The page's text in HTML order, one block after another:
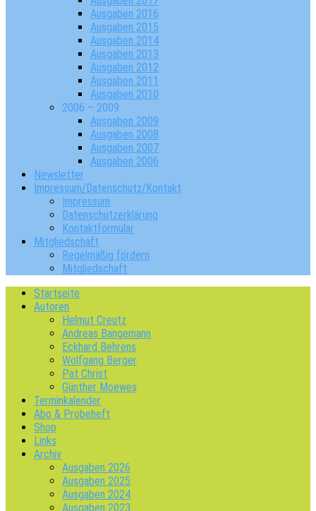
Ausgaben 2016
Ausgaben 2015
Ausgaben 2014
Ausgaben 2013
Ausgaben 2012
Ausgaben 2011
Ausgaben 2010
2006 – 2009
Ausgaben 2009
Ausgaben 2008
Ausgaben 2007
Ausgaben 2006
Newsletter
Impressum/Datenschutz/Kontakt
Impressum
Datenschutzerklärung
Kontaktformular
Mitgliedschaft
Regelmäßig fördern
Mitgliedschaft
Startseite
Autoren
Helmut Creutz
Andreas Bangemann
Eckhard Behrens
Wolfgang Berger
Pat Christ
Günther Moewes
Terminkalender
Abo & Probeheft
Shop
Links
Archiv
Ausgaben 2026
Ausgaben 2025
Ausgaben 2024
Ausgaben 2023